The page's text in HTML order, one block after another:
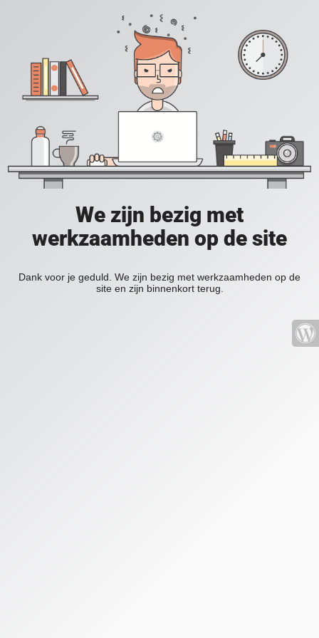
We zijn bezig met
werkzaamheden op de site
Dank voor je geduld. We zijn bezig met werkzaamheden op de
site en zijn binnenkort terug.